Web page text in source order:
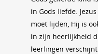
in Gods liefde.
moet lijden, Hij is
in zijn heerlijkheid
leerlingen